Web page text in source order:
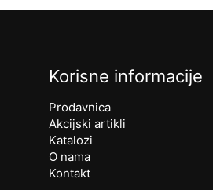
Korisne informacije
Prodavnica
Akcijski artikli
Katalozi
O nama
Kontakt